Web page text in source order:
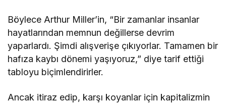
Böylece Arthur Miller’in, “Bir zamanlar insanlar
hayatlarından memnun değillerse devrim
yaparlardı. Şimdi alışverişe çıkıyorlar. Tamamen bir
hafıza kaybı dönemi yaşıyoruz,” diye tarif ettiği
tabloyu biçimlendirirler.
Ancak itiraz edip, karşı koyanlar için kapitalizmin